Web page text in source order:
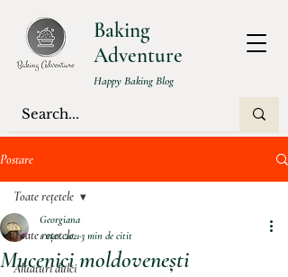
Baking
Adventure
Happy Baking Blog
Postare
Toate rețetele
Aluaturi dulci
Toate rețetele
Mucenici moldovenești
Georgiana
1 mar. 20213 min de citit